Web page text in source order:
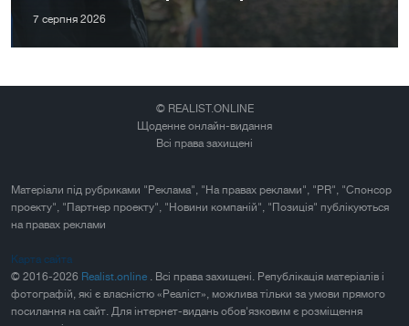
7 серпня 2026
© REALIST.ONLINE
Щоденне онлайн-видання
Всі права захищені
Матеріали під рубриками "Реклама", "На правах реклами", "PR", "Спонсор
проекту", "Партнер проекту", "Новини компаній", "Позиція" публікуються
на правах реклами
Карта сайта
© 2016-2026 Realist.online . Всі права захищені. Републікація матеріалів і
фотографій, які є власністю «Реаліст», можлива тільки за умови прямого
посилання на сайт. Для інтернет-видань обов'язковим є розміщення